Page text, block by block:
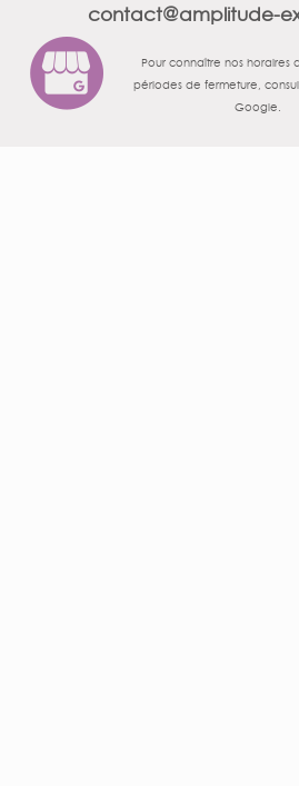
contact@amplitude-
Pour connaître nos horaires
périodes de fermeture,
Google.